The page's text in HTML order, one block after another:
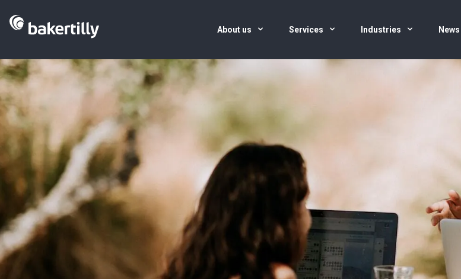
About us Services Industries News